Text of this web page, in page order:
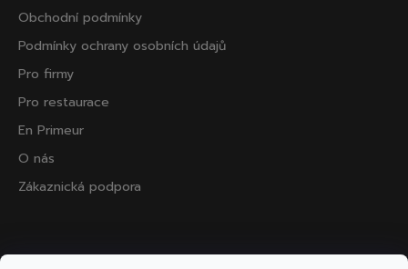
Obchodní podmínky
Podmínky ochrany osobních údajů
Pro firmy
Pro restaurace
En Primeur
O nás
Zákaznická podpora
Přijímáme online platby